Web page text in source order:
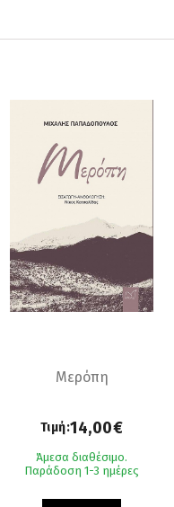
Mερόπη
Τιμή:14,00€
Άμεσα διαθέσιμο.
Παράδοση 1-3 ημέρες